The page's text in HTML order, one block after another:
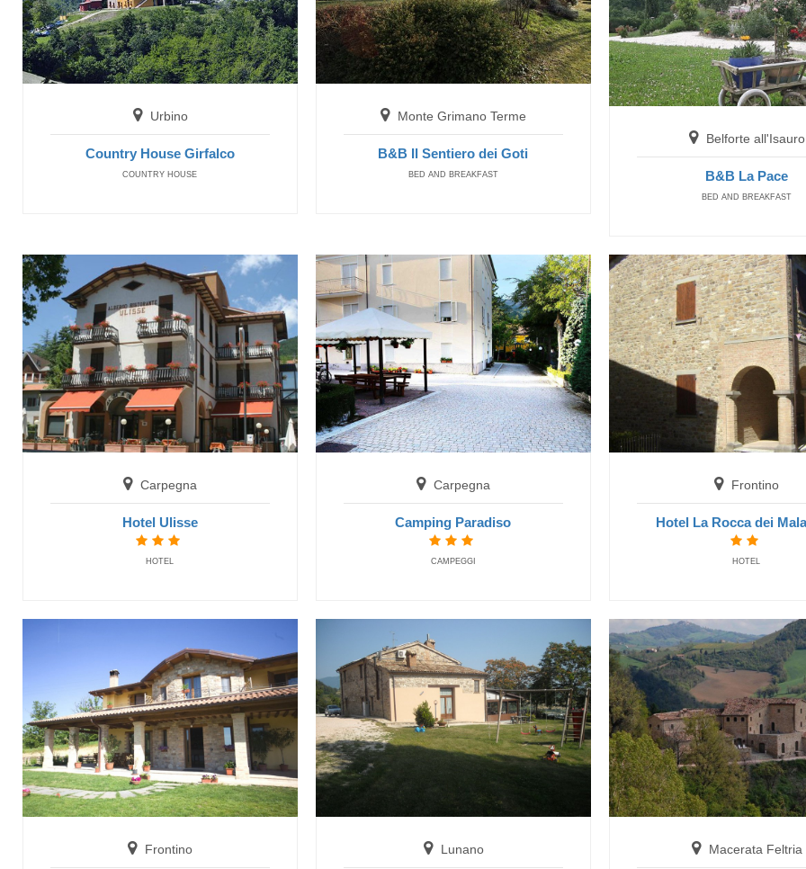
Belforte all'Isauro
B&B La Pace
Carpegna
Hotel Ulisse
HOTEL
Carpegna
Camping Paradiso
CAMPEGGI
Urbino
Country House Girfalco
COUNTRY HOUSE
Monte Grimano Terme
B&B Il Sentiero dei Goti
BED AND BREAKFAST
Belforte all'Isauro
B&B La Pace
BED AND BREAKFAST
Carpegna
Hotel Ulisse
HOTEL
Carpegna
Camping Paradiso
CAMPEGGI
Frontino
Hotel La Rocca dei
HOTEL
Frontino Lunano Macerata Feltria
gratis fino a
5
anni
Speciale Bambini: Soggiorno
Estate 2026
San Benedetto del Tronto
1.920
a camera